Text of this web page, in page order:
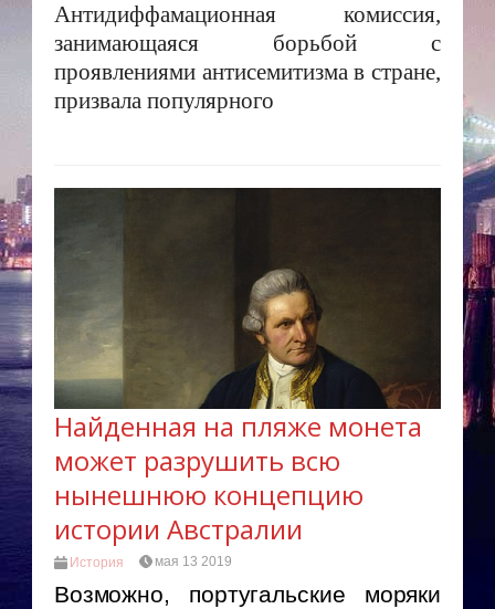
Антидиффамационная комиссия,
занимающаяся борьбой с
проявлениями антисемитизма в стране,
призвала популярного
Найденная на пляже монета
может разрушить всю
нынешнюю концепцию
истории Австралии
История мая 13 2019
Возможно, португальские моряки